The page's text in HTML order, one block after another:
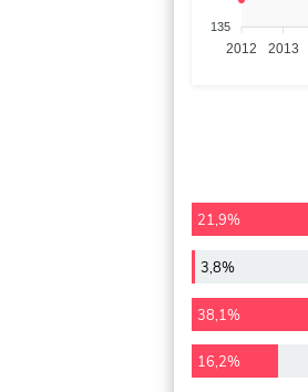
135
2012 2013
21,9%
3,8%
38,1%
16,2%